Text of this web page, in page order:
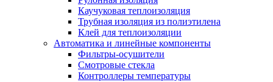
Каучуковая теплоизоляция
Трубная изоляция из полиэтилена
Клей для теплоизоляции
Автоматика и линейные компоненты
Фильтры-осушители
Смотровые стекла
Контроллеры температуры